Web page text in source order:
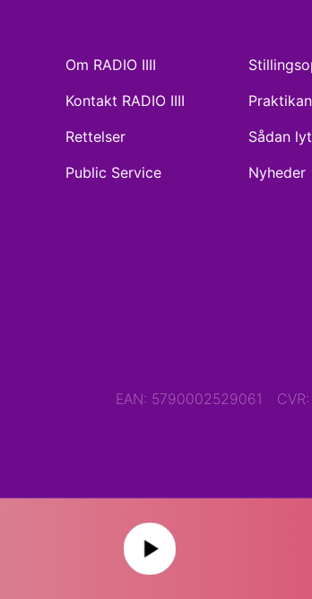
Om RADIO IIII
Kontakt RADIO IIII
Rettelser
Public Service
Sådan
Nyheder
EAN: 5790002529061